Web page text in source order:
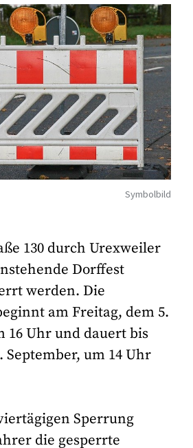
Symbolbild
130 durch Urexweiler
Dorffest
werden. Die
am Freitag, dem 5.
16 Uhr und dauert bis
September, um 14 Uhr
Sperrung
die gesperrte